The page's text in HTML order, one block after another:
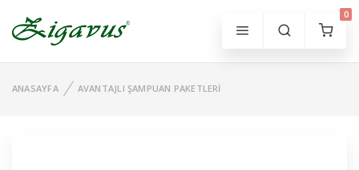
0
ANASAYFA AVANTAJLI ŞAMPUAN PAKETLERI